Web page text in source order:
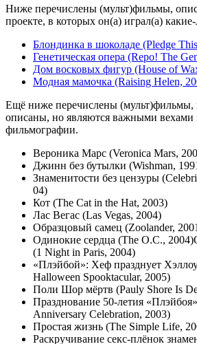
Ниже перечислены (мульт)фильмы,
проекте, в которых он(а) играл(а)
Блондинка в шоколаде (Pledge
Генетическая опера (Repo! The
Дом восковых фигур (House of
Модная мамочка (Raising Helen,
Ещё ниже перечислены (мульт)фильмы,
описаны, но являются важными вехами
фильмографии.
Вероника Марс (Veronica Mars,
Джинн без бутылки (Wishman,
Знаменитости без цензуры
04)
Кот (The Cat in the Hat, 2003)
Лас Вегас (Las Vegas, 2004)
Образцовый самец (Zoolander,
Одинокие сердца (The O.C., 2004)
(1 Night in Paris, 2004)
«Плэйбой»: Хеф празднует
Halloween Spooktacular, 2005)
Поли Шор мёртв (Pauly Shore Is
Празднование 50-летия
Anniversary Celebration, 2003)
Простая жизнь (The Simple Life,
Раскручивание секс-плёнок